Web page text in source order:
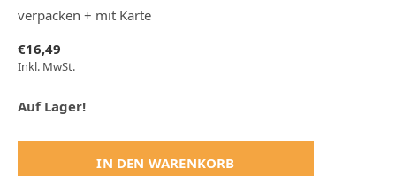
verpacken + mit Karte
€16,49
Inkl. MwSt.
Auf Lager!
IN DEN WARENKORB